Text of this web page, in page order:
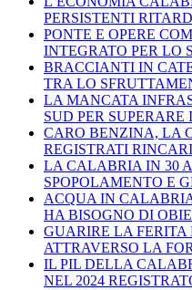
PERSISTENTI
PONTE E OPERE
INTEGRATO PER LO
BRACCIANTI IN
TRA LO
LA MANCATA
SUD PER
CARO BENZINA, LA
REGISTRATI
LA CALABRIA IN 30
SPOPOLAMENTO E
ACQUA IN
HA BISOGNO DI
GUARIRE LA FERITA
ATTRAVERSO LA
IL PIL DELLA
NEL 2024